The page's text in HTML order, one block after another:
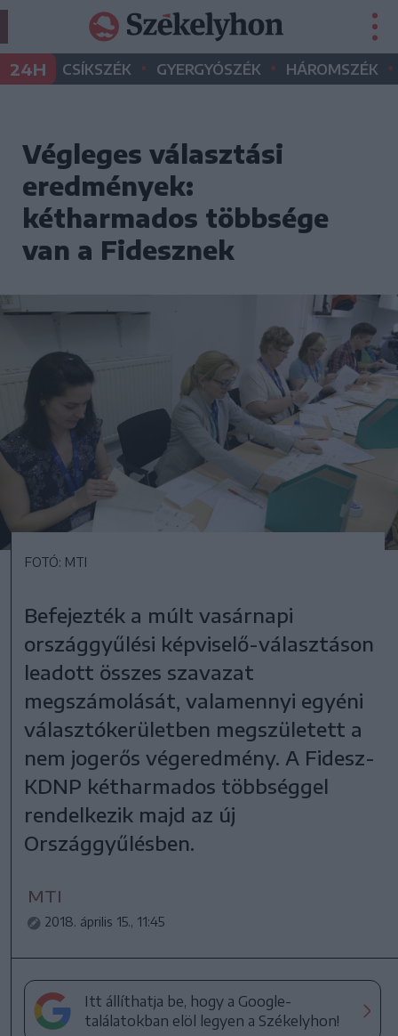
24H CSÍKSZÉK • GYERGYÓSZÉK • HÁROMSZÉK •
Végleges választási
eredmények:
kétharmados többsége
van a Fidesznek
FOTÓ: MTI
Befejezték a múlt vasárnapi
országgyűlési képviselő-választáson
leadott összes szavazat
megszámolását, valamennyi egyéni
választókerületben megszületett a
nem jogerős végeredmény. A Fidesz-
KDNP kétharmados többséggel
rendelkezik majd az új
Országgyűlésben.
MTI
2018. április 15., 11:45
Itt állíthatja be, hogy a Google-
találatokban elöl legyen a Székelyhon!